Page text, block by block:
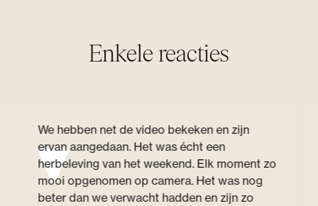
Enkele reacties
We hebben net de video bekeken en zijn
ervan aangedaan. Het was écht een
herbeleving van het weekend. Elk moment zo
mooi opgenomen op camera. Het was nog
beter dan we verwacht hadden en zijn zo